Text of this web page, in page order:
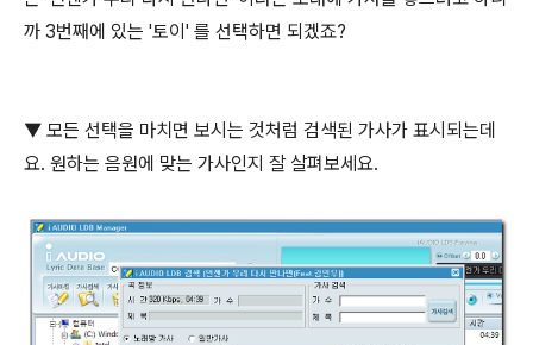
까 3번째에 있는 '토이' 를 선택하면 되겠죠?
▼ 모든 선택을 마치면 보시는 것처럼 검색된 가사가 표시되는데
요. 원하는 음원에 맞는 가사인지 잘 살펴보세요.